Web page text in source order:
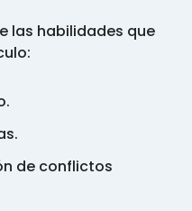
las habilidades que
de conflictos